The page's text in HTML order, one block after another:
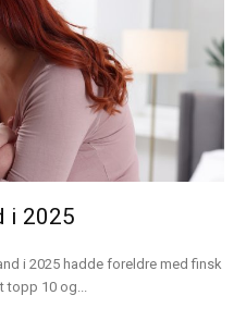
i 2025
i 2025 hadde foreldre med finsk
10 og...